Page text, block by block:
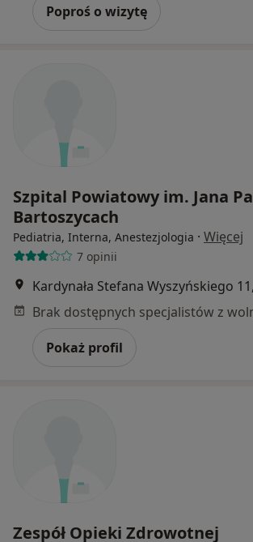
Poproś o wizytę
Szpital Powiatowy im. Jana
Bartoszycach
Pediatria, Interna, Anestezjologia · Więcej
7 opinii
Pokaż profil
Zespół Opieki Zdrowotnej